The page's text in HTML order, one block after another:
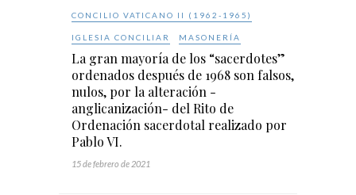
CONCILIO VATICANO II (1962-1965)
IGLESIA CONCILIAR MASONERÍA
La gran mayoría de los “sacerdotes”
ordenados después de 1968 son falsos,
nulos, por la alteración -
anglicanización- del Rito de
Ordenación sacerdotal realizado por
Pablo VI.
15 de febrero de 2021